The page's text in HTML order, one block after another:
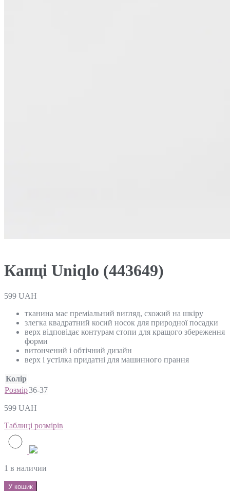
Капці Uniqlo (443649)
599 UAH
тканина має преміальний вигляд, схожий на шкіру
злегка квадратний косий носок для природної посадки
верх відповідає контурам стопи для кращого збереження
форми
витончений і обтічний дизайн
верх і устілка придатні для машинного прання
Колір
Розмір36-37
599 UAH
Таблиці розмірів
1 в наличии
У кошик